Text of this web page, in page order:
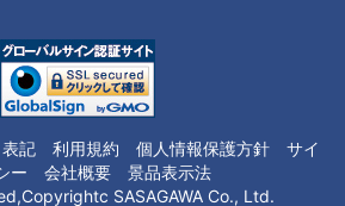
記 利用規約 個人情報保護方針
サイ
ー
会社概要
景品表示法
SASAGAWA Co., Ltd.